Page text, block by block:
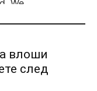
влоши
след